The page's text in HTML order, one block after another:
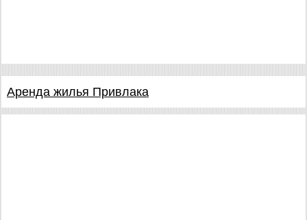
Аренда жилья Привлака